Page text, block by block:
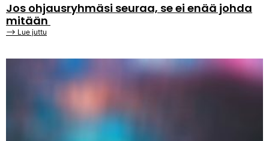
Jos ohjausryhmäsi seuraa, se ei enää johda
mitään
⟶ Lue juttu